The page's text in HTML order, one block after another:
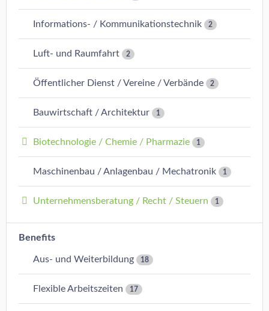
Informations- / Kommunikationstechnik 2
Luft- und Raumfahrt 2
Öffentlicher Dienst / Vereine / Verbände 2
Bauwirtschaft / Architektur 1
Biotechnologie / Chemie / Pharmazie 1
Maschinenbau / Anlagenbau / Mechatronik 1
Unternehmensberatung / Recht / Steuern 1
Benefits
Aus- und Weiterbildung 18
Flexible Arbeitszeiten 17